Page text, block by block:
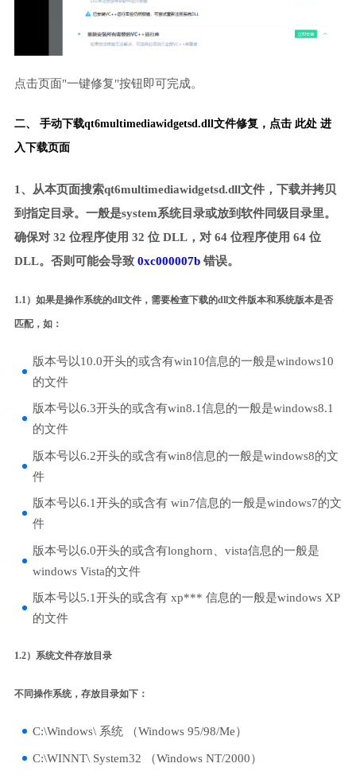
点击页面"一键修复"按钮即可完成。
二、 手动下载qt6multimediawidgetsd.dll文件修复， 点击 此处 进
入下载页面
1、从本页面搜索qt6multimediawidgetsd.dll文件，下载并拷贝
到指定目录。一般是system系统目录或放到软件同级目录里。
确保对 32 位程序使用 32 位 DLL，对 64 位程序使用 64 位
DLL。否则可能会导致 0xc000007b错误。
1.1）如果是操作系统的dll文件，需要检查下载的dll文件版本和系统版本是否
匹配，如：
版本号以10.0开头的或含有win10信息的一般是windows10
的文件
版本号以6.3开头的或含有win8.1信息的一般是windows8.1
的文件
版本号以6.2开头的或含有win8信息的一般是windows8的文
件
版本号以6.1开头的或含有 win7信息的一般是windows7的文
件
版本号以6.0开头的或含有longhorn、vista信息的一般是
windows Vista的文件
版本号以5.1开头的或含有 xp*** 信息的一般是windows XP
的文件
1.2）系统文件存放目录
不同操作系统，存放目录如下：
C:\Windows\ 系统 （Windows 95/98/Me）
C:\WINNT\ System32 （Windows NT/2000）